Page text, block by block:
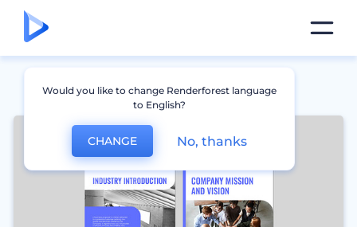
Would you like to change Renderforest language
to English?
CHANGE No, thanks